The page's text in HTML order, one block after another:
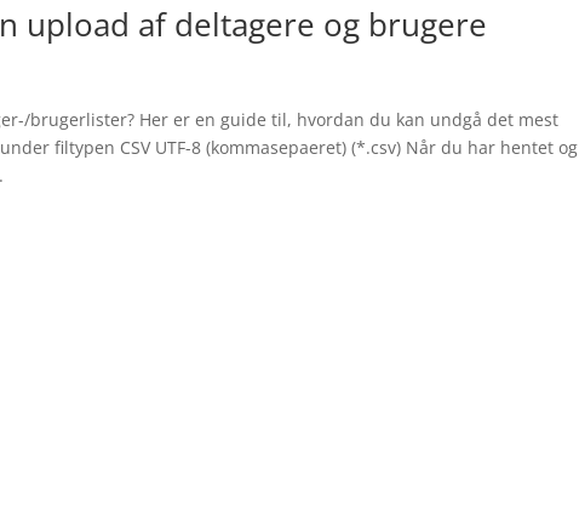
upload af deltagere og brugere
brugerlister? Her er en guide til, hvordan du kan undgå det mest
filtypen CSV UTF-8 (kommasepaeret) (*.csv) Når du har hentet og